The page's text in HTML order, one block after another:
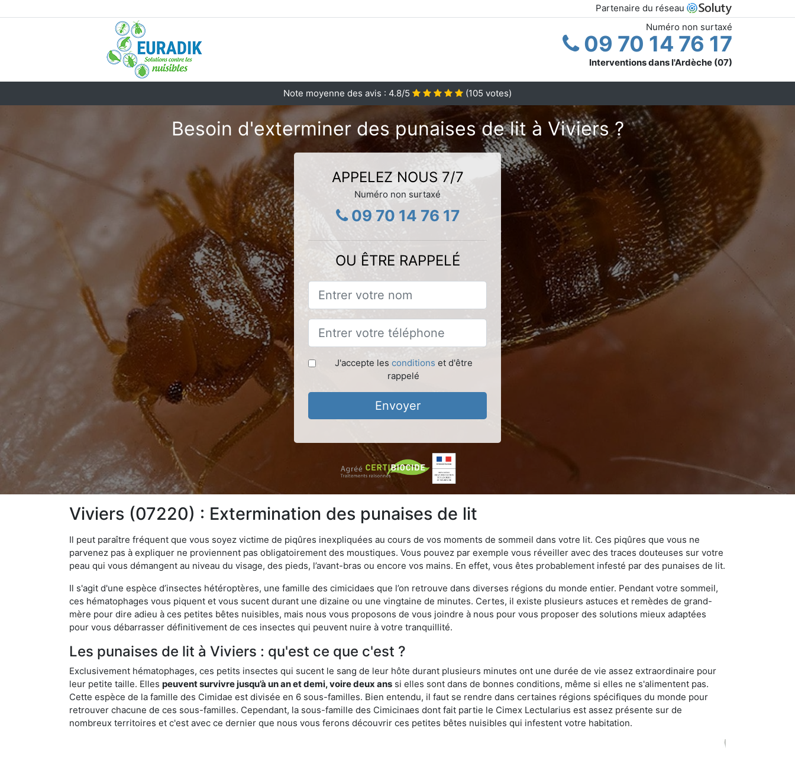
Partenaire du réseau
Numéro non surtaxé
09 70 14 76 17
Interventions dans l'Ardèche (07)
Note moyenne des avis : 4.8/5 (105 votes)
Besoin d'exterminer des punaises de lit à Viviers ?
APPELEZ NOUS 7/7
Numéro non surtaxé
09 70 14 76 17
OU ÊTRE RAPPELÉ
J'accepte les conditions et d'être
rappelé
Envoyer
Viviers (07220) : Extermination des punaises de lit
Il peut paraître fréquent que vous soyez victime de piqûres inexpliquées au cours de vos moments de sommeil dans votre lit. Ces piqûres que vous ne
parvenez pas à expliquer ne proviennent pas obligatoirement des moustiques. Vous pouvez par exemple vous réveiller avec des traces douteuses sur votre
peau qui vous démangent au niveau du visage, des pieds, l’avant-bras ou encore vos mains. En effet, vous êtes probablement infesté par des punaises de lit.
Il s'agit d'une espèce d’insectes hétéroptères, une famille des cimicidaes que l’on retrouve dans diverses régions du monde entier. Pendant votre sommeil,
ces hématophages vous piquent et vous sucent durant une dizaine ou une vingtaine de minutes. Certes, il existe plusieurs astuces et remèdes de grand-
mère pour dire adieu à ces petites bêtes nuisibles, mais nous vous proposons de vous joindre à nous pour vous proposer des solutions mieux adaptées
pour vous débarrasser définitivement de ces insectes qui peuvent nuire à votre tranquillité.
Les punaises de lit à Viviers : qu'est ce que c'est ?
Exclusivement hématophages, ces petits insectes qui sucent le sang de leur hôte durant plusieurs minutes ont une durée de vie assez extraordinaire pour
leur petite taille. Elles peuvent survivre jusqu’à un an et demi, voire deux ans si elles sont dans de bonnes conditions, même si elles ne s'alimentent pas.
Cette espèce de la famille des Cimidae est divisée en 6 sous-familles. Bien entendu, il faut se rendre dans certaines régions spécifiques du monde pour
retrouver chacune de ces sous-familles. Cependant, la sous-famille des Cimicinaes dont fait partie le Cimex Lectularius est assez présente sur de
nombreux territoires et c'est avec ce dernier que nous vous ferons découvrir ces petites bêtes nuisibles qui infestent votre habitation.